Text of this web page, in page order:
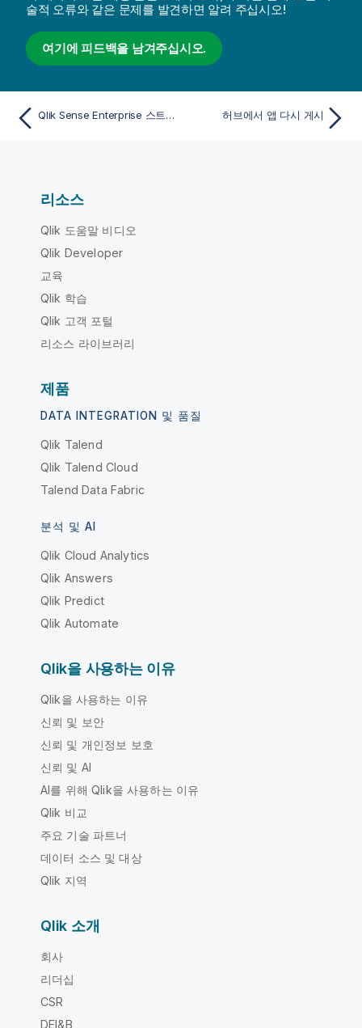
술적 오류와 같은 문제를 발견하면 알려 주십시오!
여기에 피드백을 남겨주십시오.
Qlik Sense Enterprise 스트림에 게시 허브에서 앱 다시 게시
리소스
Qlik 도움말 비디오
Qlik Developer
교육
Qlik 학습
Qlik 고객 포털
리소스 라이브러리
제품
DATA INTEGRATION 및 품질
Qlik Talend
Qlik Talend Cloud
Talend Data Fabric
분석 및 AI
Qlik Cloud Analytics
Qlik Answers
Qlik Predict
Qlik Automate
Qlik을 사용하는 이유
Qlik을 사용하는 이유
신뢰 및 보안
신뢰 및 개인정보 보호
신뢰 및 AI
AI를 위해 Qlik을 사용하는 이유
Qlik 비교
주요 기술 파트너
데이터 소스 및 대상
Qlik 지역
Qlik 소개
회사
리더십
CSR
DEI&B